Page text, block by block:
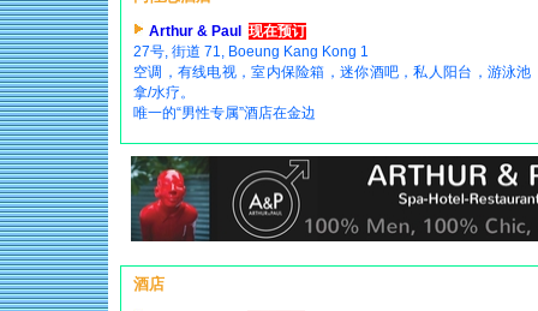
Arthur & Paul 现在预订
27号, 街道 71, Boeung Kang Kong 1
空调，有线电视，室内保险箱，迷你酒吧，私人阳台，游泳池
拿/水疗。
唯一的“男性专属”酒店在金边
酒店